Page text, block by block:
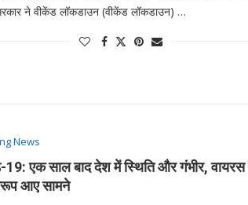
ने वीकेंड लॉकडाउन (वीकेंड लॉकडाउन) …
News
19: एक साल बाद देश में स्थिति और गंभीर,
आए सामने